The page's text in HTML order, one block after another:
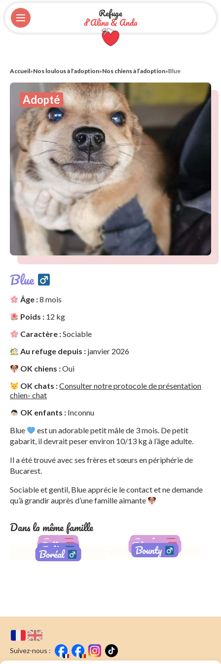
Refuge
d'Alina & Anda
Accueil»Nos loulous à l’adoption»Nos chiens à l’adoption»Blue
Adopté
Blue
Âge :8 mois
Poids : 12 kg
Caractère :Sociable
Au refuge depuis : janvier 2026
OK chiens :Oui
OK chats :Consulter notre protocole de présentation
chien- chat
OK enfants : Inconnu
Blue
est un adorable petit mâle de 3 mois. De petit
gabarit, il devrait peser environ 10/13 kg à l’âge adulte.
Il a été trouvé avec ses frères et sœurs en périphérie de
Bucarest.
Sociable et gentil, Blue apprécie le contact et ne demande
qu’à grandir auprès d’une famille aimante
Dans la même famille
Baya
Adoptée
Bambou
Adoptée
Belka
Adoptée
Blossom
Adoptée
Balto
Adopté
Bounty
Boréal
Suivez-nous :